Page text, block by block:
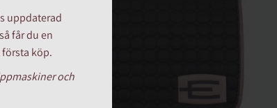
uppdaterad
får du en
köp.
och